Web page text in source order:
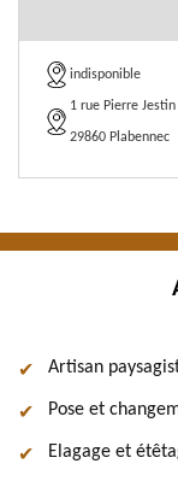
indisponible
1 rue Pierre Jestin
29860 Plabennec
Artisan
Pose et
Elagage et